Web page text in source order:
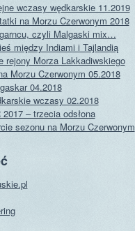
wczasy wędkarskie 11.2019
na Morzu Czerwonym 2018
czyli Malgaski mix…
między Indiami i Tajlandią
rejony Morza Lakkadiwskiego
Morzu Czerwonym 05.2018
04.2018
wczasy 02.2018
– trzecia odsłona
sezonu na Morzu Czerwonym